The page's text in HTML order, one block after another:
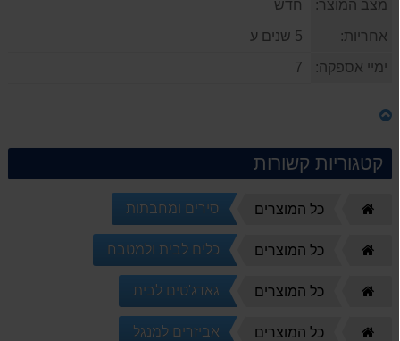
מצב המוצר: חדש
אחריות:
ימיי אספקה:
קטגוריות קשורות
כל המוצרים סירים ומחבתות
כל המוצרים כלים לבית ולמטבח
כל המוצרים גאדג'טים לבית
כל המוצרים אביזרים למנגל